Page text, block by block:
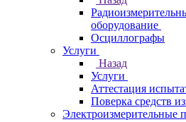
оборудование
Осциллографы
Услуги
Назад
Услуги
Аттестация
Поверка средств
Электроизмерительные